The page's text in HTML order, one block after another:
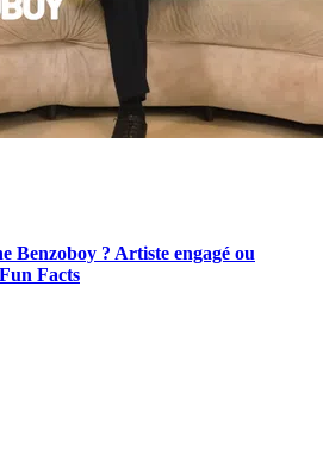
Benzoboy ? Artiste engagé ou
Facts